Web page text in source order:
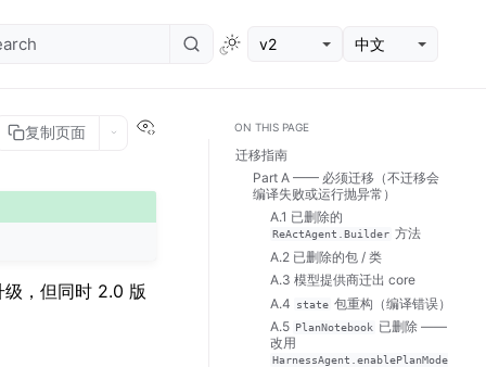
v2 中文
复制页面 View this page
，但同时 2.0 版
ON THIS PAGE
迁移指南
Part A —— 必须迁移（不迁移会
编译失败或运行抛异常）
A.1 已删除的
ReActAgent.Builder 方法
A.2 已删除的包 / 类
A.3 模型提供商迁出 core
A.4
state 包重构（编译错误）
A.5 PlanNotebook
已删除 ——
改用
HarnessAgent.enablePlanMode